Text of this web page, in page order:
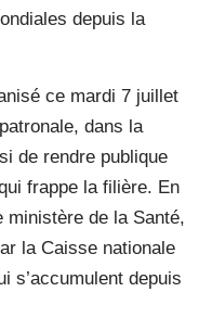
depuis la
ce mardi 7 juillet
dans la
de rendre publique
frappe la filière. En
de la Santé,
la Caisse nationale
s’accumulent depuis